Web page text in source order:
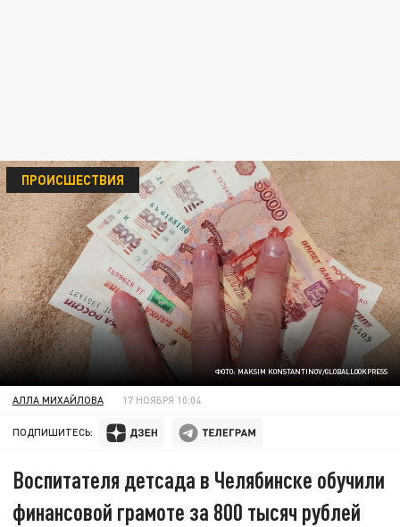
ФОТО: MAKSIM KONSTANTINOV/GLOBALLOOKPRESS
ПРОИСШЕСТВИЯ
АЛЛА МИХАЙЛОВА 17 НОЯБРЯ 10:04
ПОДПИШИТЕСЬ:
Воспитателя детсада в Челябинске обучили
финансовой грамоте за 800 тысяч рублей